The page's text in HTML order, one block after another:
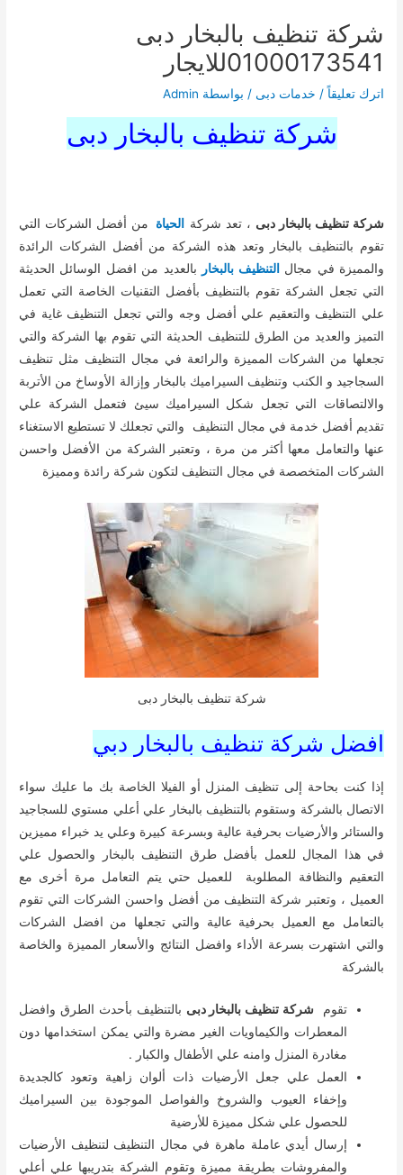
شركة تنظيف بالبخار دبى
01000173541للايجار
اترك تعليقاً / خدمات دبى / بواسطة Admin
شركة تنظيف بالبخار دبى
شركة تنظيف بالبخار دبى ، تعد شركة الحياة
من أفضل الشركات التي
تقوم بالتنظيف بالبخار وتعد هذه الشركة من أفضل الشركات الرائدة
والمميزة في مجال
التنظيف بالبخار
بالعديد من افضل الوسائل الحديثة
التي تجعل الشركة تقوم بالتنظيف بأفضل التقنيات الخاصة التي تعمل
علي التنظيف والتعقيم علي أفضل وجه والتي تجعل التنظيف غاية في
التميز والعديد من الطرق للتنظيف الحديثة التي تقوم بها الشركة والتي
تجعلها من الشركات المميزة والرائعة في مجال التنظيف مثل تنظيف
السجاجيد و الكنب وتنظيف السيراميك بالبخار وإزالة الأوساخ من الأتربة
والالتصاقات التي تجعل شكل السيراميك سيئ فتعمل الشركة علي
تقديم أفضل خدمة في مجال التنظيف والتي تجعلك لا تستطيع الاستغناء
عنها والتعامل معها أكثر من مرة ، وتعتبر الشركة من الأفضل واحسن
الشركات المتخصصة في مجال التنظيف لتكون شركة رائدة ومميزة
شركة تنظيف بالبخار دبى
افضل شركة تنظيف بالبخار دبي
إذا كنت بحاحة إلى تنظيف المنزل أو الفيلا الخاصة بك ما عليك سواء
الاتصال بالشركة وستقوم بالتنظيف بالبخار علي أعلي مستوي للسجاجيد
والستائر والأرضيات بحرفية عالية وبسرعة كبيرة وعلي يد خبراء مميزين
في هذا المجال للعمل بأفضل طرق التنظيف بالبخار والحصول علي
التعقيم والنظافة المطلوبة للعميل حتي يتم التعامل مرة أخرى مع
العميل ، وتعتبر شركة التنظيف من أفضل واحسن الشركات التي تقوم
بالتعامل مع العميل بحرفية عالية والتي تجعلها من افضل الشركات
والتي اشتهرت بسرعة الأداء وافضل النتائج والأسعار المميزة والخاصة
بالشركة
تقوم شركة تنظيف بالبخار دبى بالتنظيف بأحدث الطرق وافضل
المعطرات والكيماويات الغير مضرة والتي يمكن استخدامها دون
مغادرة المنزل وامنه علي الأطفال والكبار .
العمل علي جعل الأرضيات ذات ألوان زاهية وتعود كالجديدة
وإخفاء العيوب والشروخ والفواصل الموجودة بين السيراميك
للحصول علي شكل مميزة للأرضية
إرسال أيدي عاملة ماهرة في مجال التنظيف لتنظيف الأرضيات
والمفروشات بطريقة مميزة وتقوم الشركة بتدريبها علي أعلي